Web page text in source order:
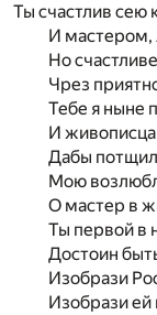
Ты счастлив сею
И мастером,
Но
Чрез
Тебе я ныне
И
Дабы
Мою
О мастер в
Ты первой в
Достоин
Изобрази
Изобрази ей